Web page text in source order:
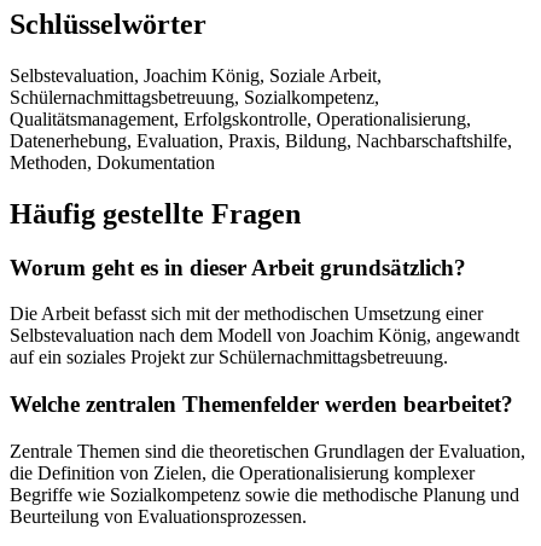
Schlüsselwörter
Selbstevaluation, Joachim König, Soziale Arbeit,
Schülernachmittagsbetreuung, Sozialkompetenz,
Qualitätsmanagement, Erfolgskontrolle, Operationalisierung,
Datenerhebung, Evaluation, Praxis, Bildung, Nachbarschaftshilfe,
Methoden, Dokumentation
Häufig gestellte Fragen
Worum geht es in dieser Arbeit grundsätzlich?
Die Arbeit befasst sich mit der methodischen Umsetzung einer
Selbstevaluation nach dem Modell von Joachim König, angewandt
auf ein soziales Projekt zur Schülernachmittagsbetreuung.
Welche zentralen Themenfelder werden bearbeitet?
Zentrale Themen sind die theoretischen Grundlagen der Evaluation,
die Definition von Zielen, die Operationalisierung komplexer
Begriffe wie Sozialkompetenz sowie die methodische Planung und
Beurteilung von Evaluationsprozessen.